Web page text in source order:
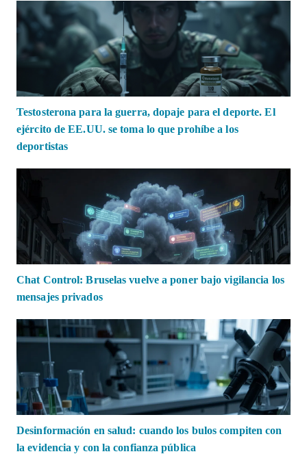
Testosterona para la guerra, dopaje para el deporte. El
ejército de EE.UU. se toma lo que prohíbe a los
deportistas
Chat Control: Bruselas vuelve a poner bajo vigilancia los
mensajes privados
Desinformación en salud: cuando los bulos compiten con
la evidencia y con la confianza pública